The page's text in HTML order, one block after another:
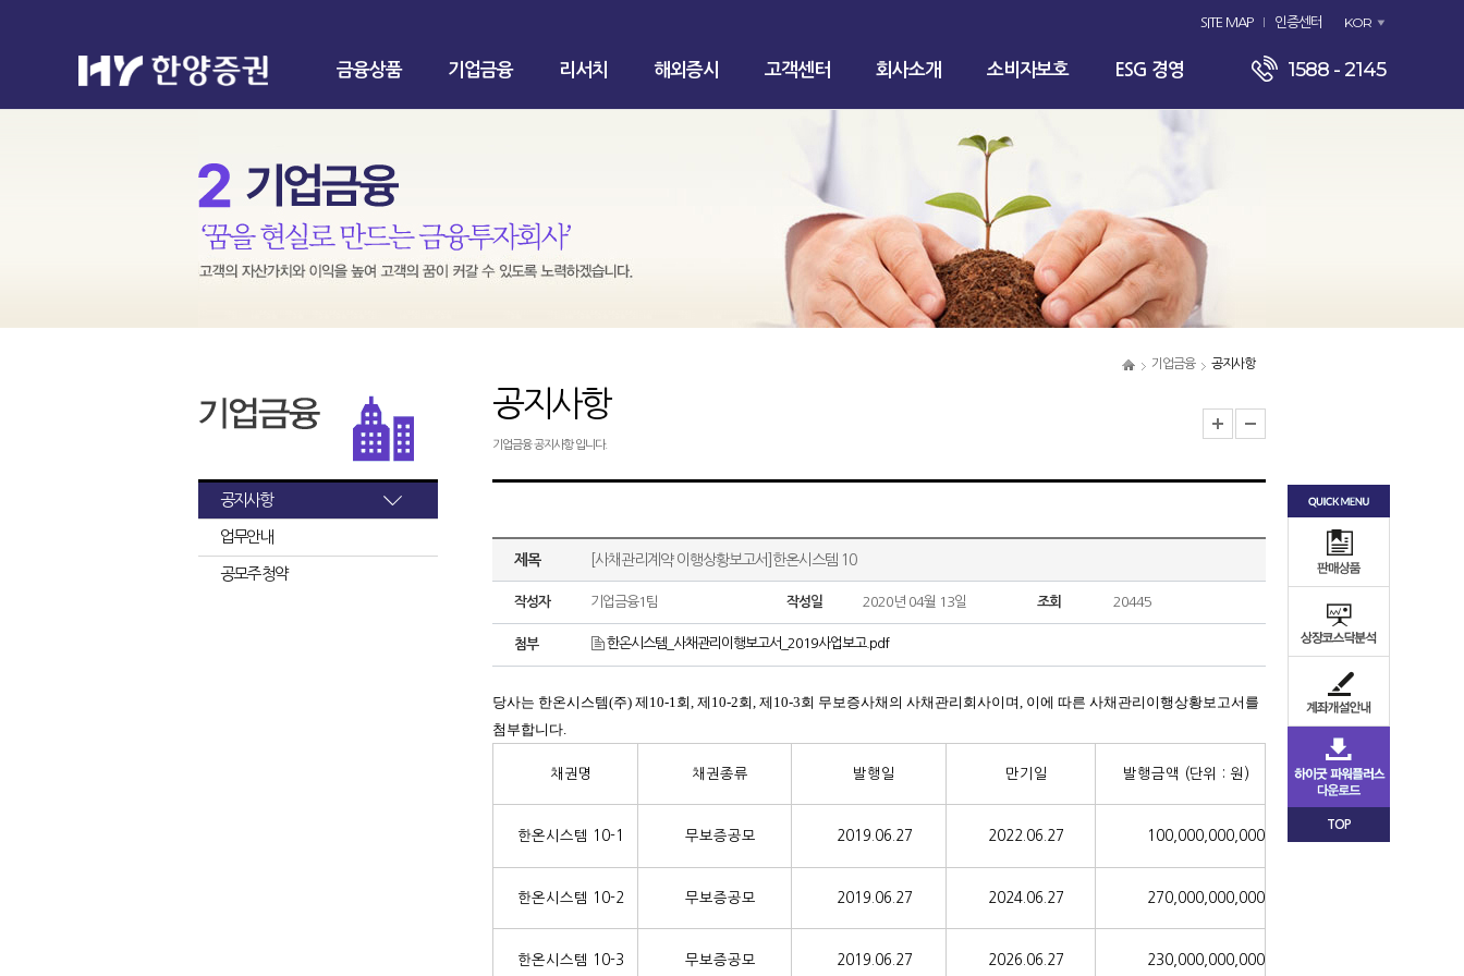
SITE MAP 인증센터 KOR
금융상품 기업금융 리서치 해외증시 고객센터 회사소개 소비자보호 ESG 경영 1588 - 2145
기업금융 공지사항
공지사항
업무안내
공모주 청약
공지사항
기업금융 공지사항 입니다.
제목 [사채관리계약 이행상황보고서]한온시스템 10
작성자 기업금융1팀 작성일 2020년 04월 13일 조회 20445
첨부 한온시스템_사채관리이행보고서_2019사업보고.pdf
당사는 한온시스템(주) 제10-1회, 제10-2회, 제10-3회 무보증사채의 사채관리회사이며, 이에 따른 사채관리이행상황보고서를
첨부합니다.
채권명 채권종류 발행일 만기일 발행금액 (단위 : 원)
한온시스템 10-1 무보증공모 2019.06.27 2022.06.27 100,000,000,000
한온시스템 10-2 무보증공모 2019.06.27 2024.06.27 270,000,000,000
한온시스템 10-3 무보증공모 2019.06.27 2026.06.27 230,000,000,000
TOP